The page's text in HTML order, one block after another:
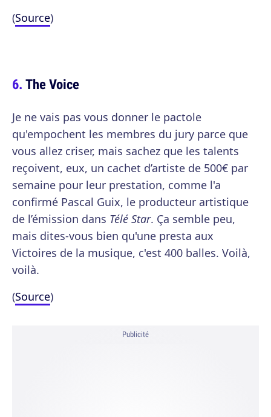
(Source)
The Voice
Je ne vais pas vous donner le pactole
qu'empochent les membres du jury parce que
vous allez criser, mais sachez que les talents
reçoivent, eux, un cachet d’artiste de 500€ par
semaine pour leur prestation, comme l'a
confirmé Pascal Guix, le producteur artistique
de l’émission dans Télé Star. Ça semble peu,
mais dites-vous bien qu'une presta aux
Victoires de la musique, c'est 400 balles. Voilà,
voilà.
(Source)
Publicité